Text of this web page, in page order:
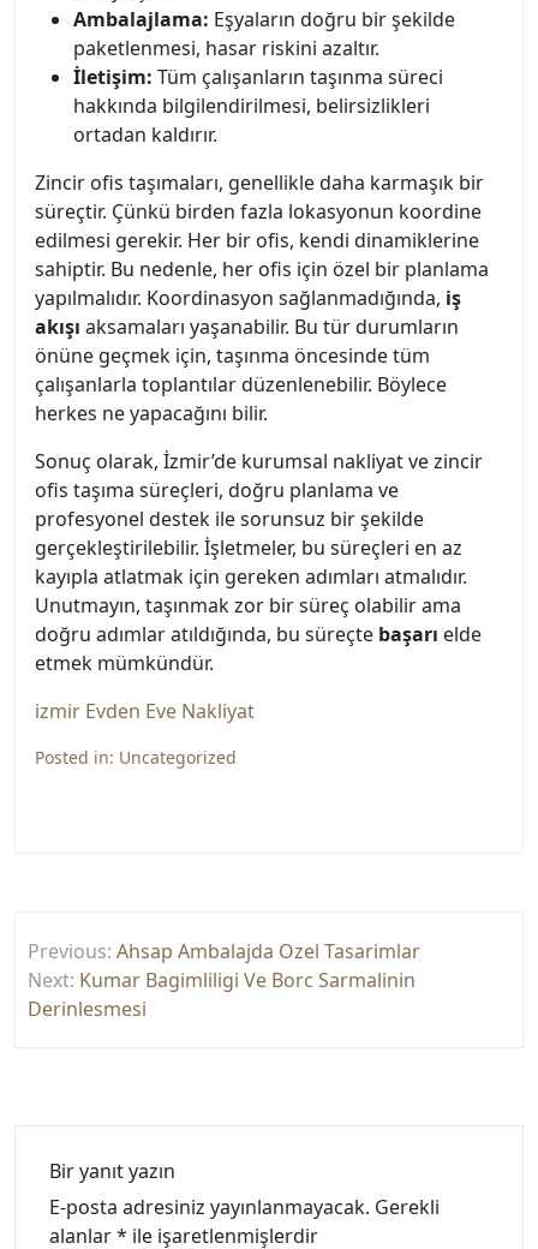
Ambalajlama: Eşyaların doğru bir şekilde
paketlenmesi, hasar riskini azaltır.
İletişim: Tüm çalışanların taşınma süreci
hakkında bilgilendirilmesi, belirsizlikleri
ortadan kaldırır.
Zincir ofis taşımaları, genellikle daha karmaşık bir
süreçtir. Çünkü birden fazla lokasyonun koordine
edilmesi gerekir. Her bir ofis, kendi dinamiklerine
sahiptir. Bu nedenle, her ofis için özel bir planlama
yapılmalıdır. Koordinasyon sağlanmadığında, iş
akışı aksamaları yaşanabilir. Bu tür durumların
önüne geçmek için, taşınma öncesinde tüm
çalışanlarla toplantılar düzenlenebilir. Böylece
herkes ne yapacağını bilir.
Sonuç olarak, İzmir’de kurumsal nakliyat ve zincir
ofis taşıma süreçleri, doğru planlama ve
profesyonel destek ile sorunsuz bir şekilde
gerçekleştirilebilir. İşletmeler, bu süreçleri en az
kayıpla atlatmak için gereken adımları atmalıdır.
Unutmayın, taşınmak zor bir süreç olabilir ama
doğru adımlar atıldığında, bu süreçte başarı elde
etmek mümkündür.
izmir Evden Eve Nakliyat
Posted in: Uncategorized
gezinmesi
Previous: Ahsap Ambalajda Ozel Tasarimlar
Next: Kumar Bagimliligi Ve Borc Sarmalinin
Derinlesmesi
Bir yanıt yazın
E-posta adresiniz yayınlanmayacak. Gerekli
alanlar* ile işaretlenmişlerdir